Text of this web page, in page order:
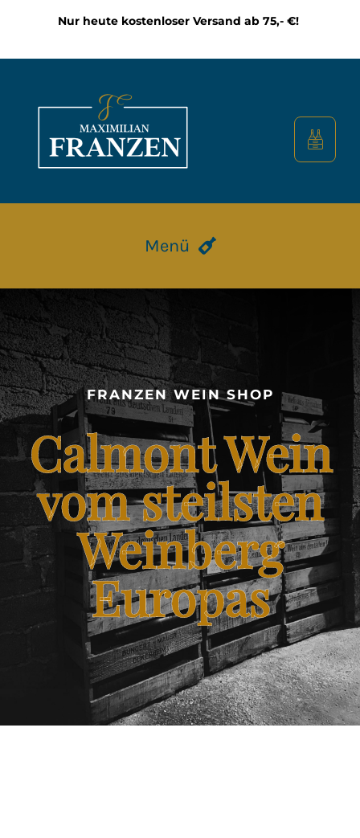
Nur heute kostenloser Versand ab 75,- €!
Menü
CALMONT WEINBERG
SHOP – FRANZEN WEIN VOM STEILSTEN WEINBERG
EUROPAS
BLOG – CALMONT WINE
KONTAKT
FRANZENKOCHT.DE
FRANZEN WEIN SHOP
Calmont Wein
vom steilsten
Weinberg
Europas